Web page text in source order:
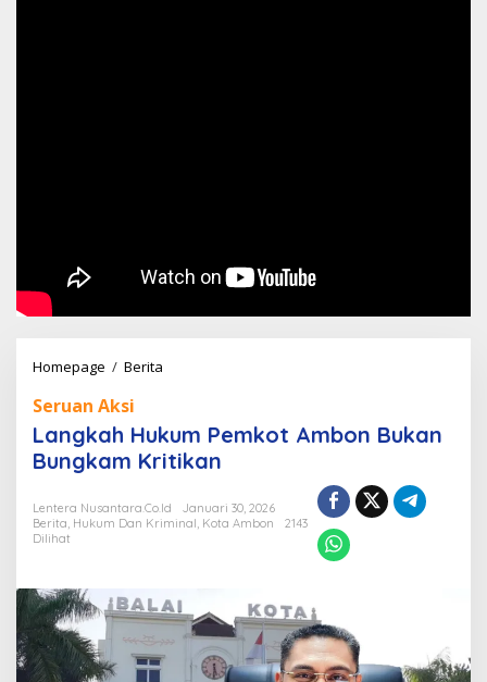
Homepage / Berita
Ambon
Bukan
Kritikan
Seruan Aksi
Langkah Hukum Pemkot Ambon Bukan
Bungkam Kritikan
Lentera Nusantara.Co.Id
Januari 30, 2026
Berita Hukum Dan Kriminal Kota Ambon
2143
Dilihat